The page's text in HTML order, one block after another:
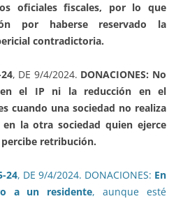
oficiales fiscales, por lo que
por haberse reservado la
contradictoria.
, DE 9/4/2024. DONACIONES: No
en el IP ni la reducción en el
cuando una sociedad no realiza
la otra sociedad quien ejerce
retribución.
24, DE 9/4/2024. DONACIONES: En
a un residente, aunque esté